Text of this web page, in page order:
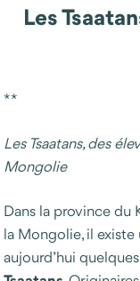
Les
**
Les Tsaatans, des
Mongolie
Dans la province du
la Mongolie, il
aujourd’hui